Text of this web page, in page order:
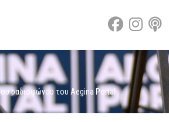
ραδιοφώνου του Aegina Portal